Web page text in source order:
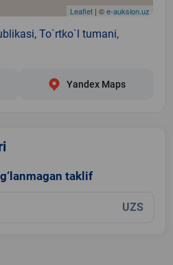
Leaflet | ©e-auksion.uz
To`rtko`l tumani,
Yandex Maps
taklif
UZS